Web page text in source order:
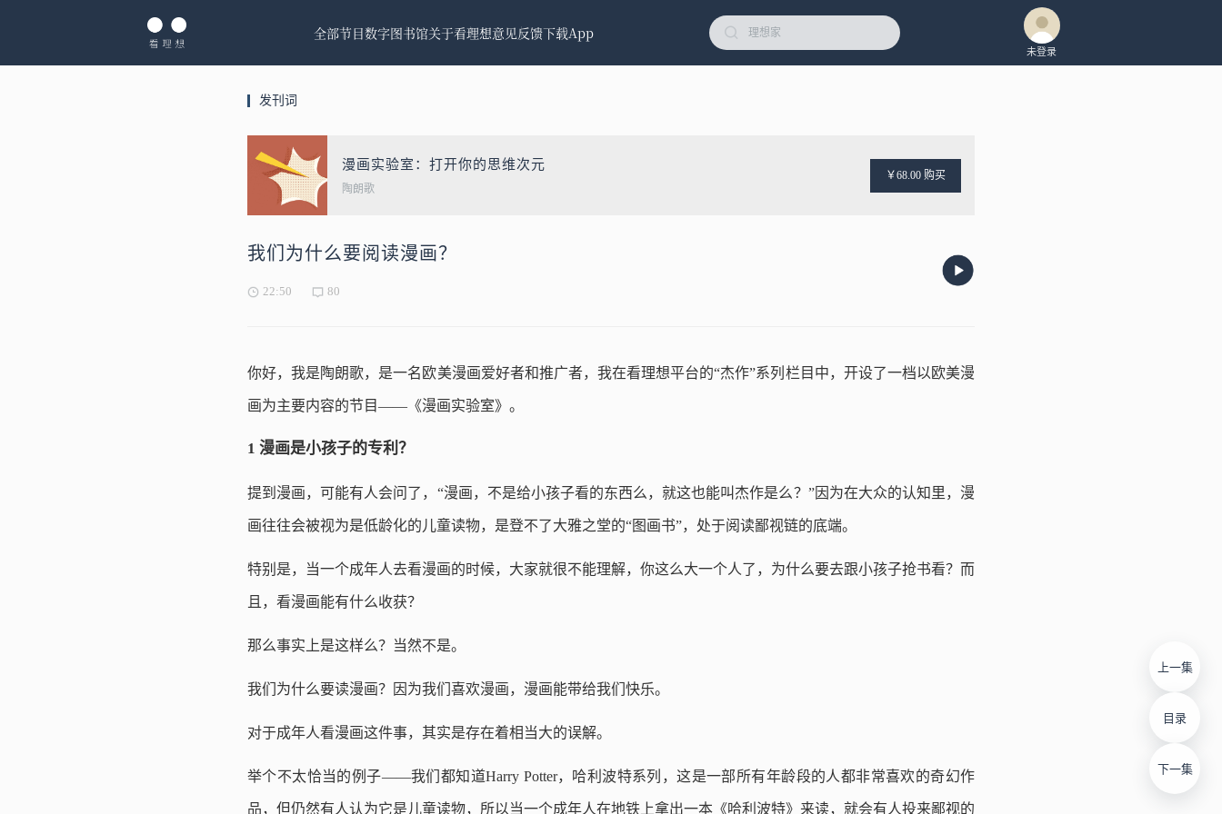
全部节目数字图书馆关于看理想意见反馈下载App
未登录
发刊词
漫画实验室：打开你的思维次元
陶朗歌
￥68.00 购买
我们为什么要阅读漫画？
22:50 80
上一集
目录
下一集
你好，我是陶朗歌，是一名欧美漫画爱好者和推广者，我在看理想平台的“杰作”系列栏目中，开设了一档以欧美漫
画为主要内容的节目——《漫画实验室》。
1 漫画是小孩子的专利？
提到漫画，可能有人会问了，“漫画，不是给小孩子看的东西么，就这也能叫杰作是么？”因为在大众的认知里，漫
画往往会被视为是低龄化的儿童读物，是登不了大雅之堂的“图画书”，处于阅读鄙视链的底端。
特别是，当一个成年人去看漫画的时候，大家就很不能理解，你这么大一个人了，为什么要去跟小孩子抢书看？而
且，看漫画能有什么收获？
那么事实上是这样么？当然不是。
我们为什么要读漫画？因为我们喜欢漫画，漫画能带给我们快乐。
对于成年人看漫画这件事，其实是存在着相当大的误解。
举个不太恰当的例子——我们都知道Harry Potter，哈利波特系列，这是一部所有年龄段的人都非常喜欢的奇幻作
品，但仍然有人认为它是儿童读物，所以当一个成年人在地铁上拿出一本《哈利波特》来读，就会有人投来鄙视的